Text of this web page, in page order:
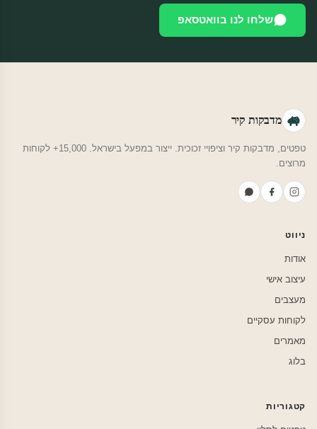
שלחו לנו בוואטסאפ
מדבקות קיר
טפטים, מדבקות קיר וציפויי זכוכית. ייצור במפעל בישראל. 15,000+ לקוחות
מרוצים.
ניווט
אודות
עיצוב אישי
מעצבים
לקוחות עסקיים
מאמרים
בלוג
קטגוריות